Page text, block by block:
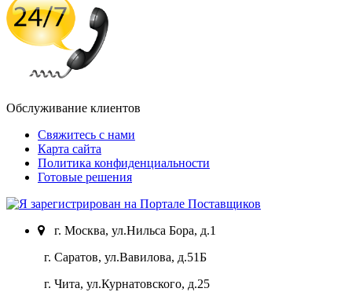
Обслуживание клиентов
Свяжитесь с нами
Карта сайта
Политика конфиденциальности
Готовые решения
г. Москва, ул.Нильса Бора, д.1
г. Саратов, ул.Вавилова, д.51Б
г. Чита, ул.Курнатовского, д.25